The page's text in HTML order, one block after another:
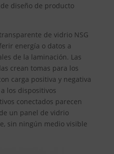
diseño de producto
de vidrio NSG
energía o datos a
de la laminación. Las
crean tomas para los
carga positiva y negativa
los dispositivos
conectados parecen
un panel de vidrio
sin ningún medio visible